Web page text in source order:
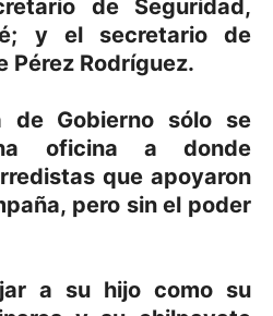
de Seguridad,
y el secretario de
Pérez Rodríguez.
de Gobierno sólo se
oficina a donde
que apoyaron
pero sin el poder
a su hijo como su